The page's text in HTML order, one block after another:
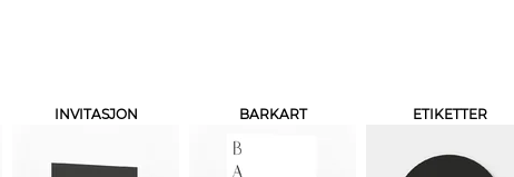
INVITASJON BARKART ETIKETTER